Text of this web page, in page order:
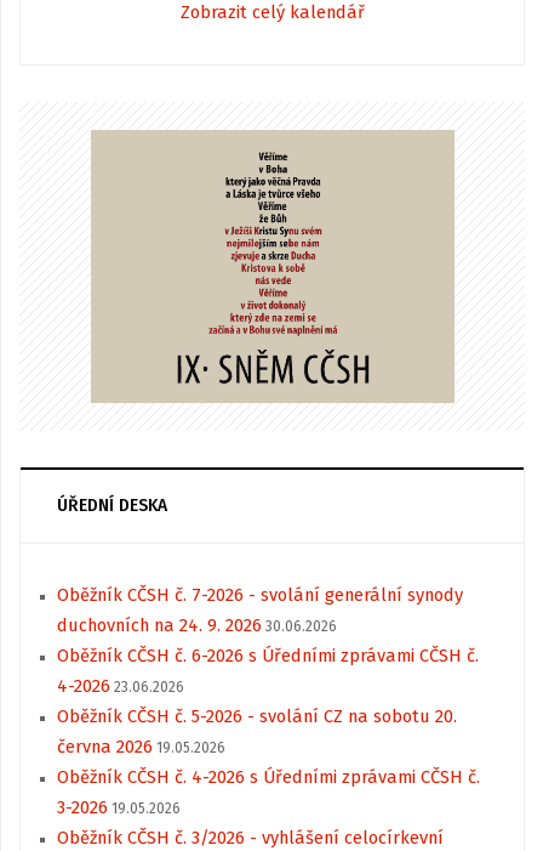
Zobrazit celý kalendář
ÚŘEDNÍ DESKA
Oběžník CČSH č. 7-2026 - svolání generální synody
duchovních na 24. 9. 2026 30.06.2026
Oběžník CČSH č. 6-2026 s Úředními zprávami CČSH č.
4-2026 23.06.2026
Oběžník CČSH č. 5-2026 - svolání CZ na sobotu 20.
června 2026 19.05.2026
Oběžník CČSH č. 4-2026 s Úředními zprávami CČSH č.
3-2026 19.05.2026
Oběžník CČSH č. 3/2026 - vyhlášení celocírkevní